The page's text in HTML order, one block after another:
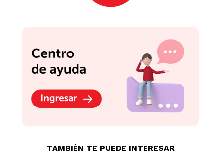
TAMBIÉN TE PUEDE INTERESAR